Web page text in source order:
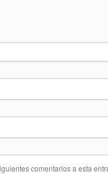
comentarios a esta